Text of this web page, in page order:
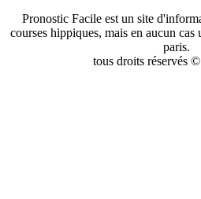
Pronostic Facile est un site
courses hippiques, mais en aucun
paris.
tous droits réservés